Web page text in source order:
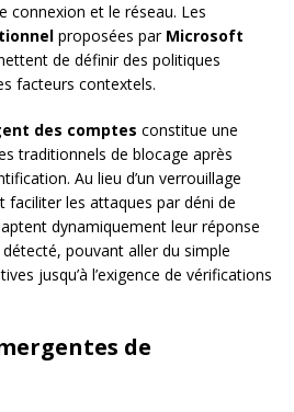
connexion et le réseau. Les
proposées par Microsoft
de définir des politiques
facteurs contextels.
des comptes constitue une
traditionnels de blocage après
Au lieu d’un verrouillage
faciliter les attaques par déni de
dynamiquement leur réponse
pouvant aller du simple
jusqu’à l’exigence de vérifications
de